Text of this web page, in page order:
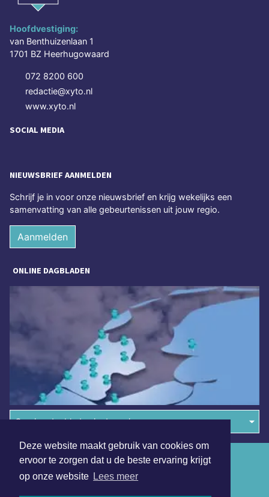
Deze website maakt gebruik van cookies om
ervoor te zorgen dat u de beste ervaring krijgt
op onze website Lees meer
Hoofdvestiging:
van Benthuizenlaan 1
1701 BZ Heerhugowaard
072 8200 600
redactie@xyto.nl
www.xyto.nl
SOCIAL MEDIA
NIEUWSBRIEF AANMELDEN
Schrijf je in voor onze nieuwsbrief en krijg wekelijks een
samenvatting van alle gebeurtenissen uit jouw regio.
Aanmelden
ONLINE DAGBLADEN
Overige dagbladen in de regio
Algemene voorwaarden
Disclaimer